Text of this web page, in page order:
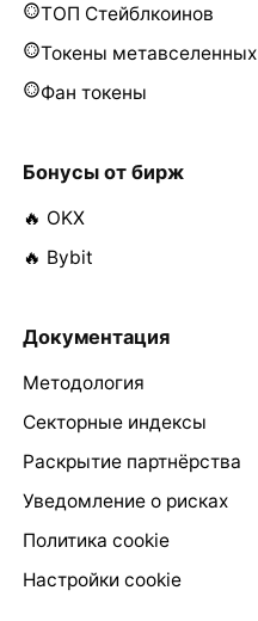
ТОП Стейблкоинов
Токены метавселенных
Фан токены
Бонусы от бирж
🔥 OKX
🔥 Bybit
Документация
Методология
Секторные индексы
Раскрытие партнёрства
Уведомление о рисках
Политика cookie
Настройки cookie